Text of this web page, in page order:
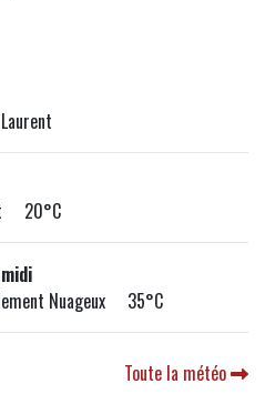
20°C
Nuageux 35°C
Toute la météo